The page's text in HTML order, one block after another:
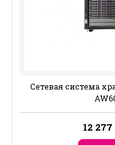
Сетевая система
12 277